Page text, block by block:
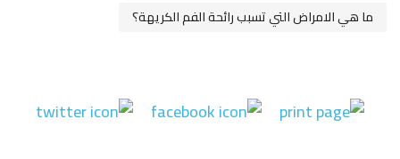
ما هي الامراض التي تسبب رائحة الفم الكريهة؟